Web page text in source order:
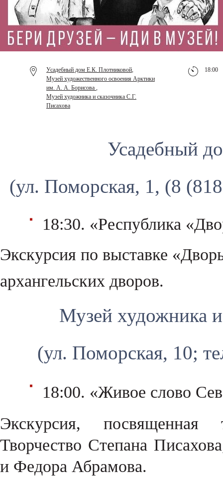
Усадебный дом Е.К. Плотниковой,
Музей художественного освоения Арктики
им. А. А. Борисова ,
Музей художника и сказочника С.Г.
Писахова
18:00
Усадебный
(ул. Поморская, 1, (8
18:30. «Республика
Экскурсия по выставке
архангельских дворов.
Музей художника
(ул. Поморская, 10;
18:00. «Живое слово
Экскурсия, посвященная
Творчество Степана
и Федора Абрамова.